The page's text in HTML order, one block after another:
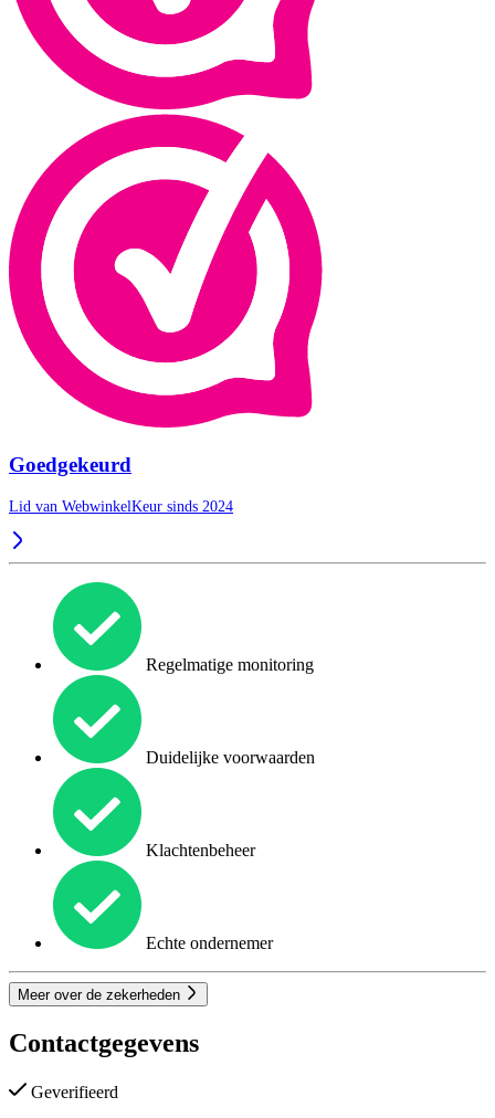
Goedgekeurd
Lid van WebwinkelKeur sinds 2024
Regelmatige monitoring
Duidelijke voorwaarden
Klachtenbeheer
Echte ondernemer
Meer over de zekerheden
Contactgegevens
Geverifieerd